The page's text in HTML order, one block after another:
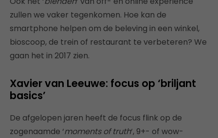
zullen we vaker tegenkomen. Hoe kan de
smartphone helpen om de beleving in een winkel,
bioscoop, de trein of restaurant te verbeteren? We
gaan het in 2017 zien.
Xavier van Leeuwe: focus op ‘briljant
basics’
De afgelopen jaren heeft de focus flink op de
zogenaamde ‘moments of truth‘, 9+- of wow-